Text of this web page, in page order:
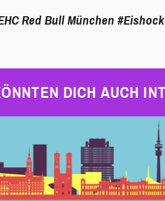
Red Bull München
DICH AUCH